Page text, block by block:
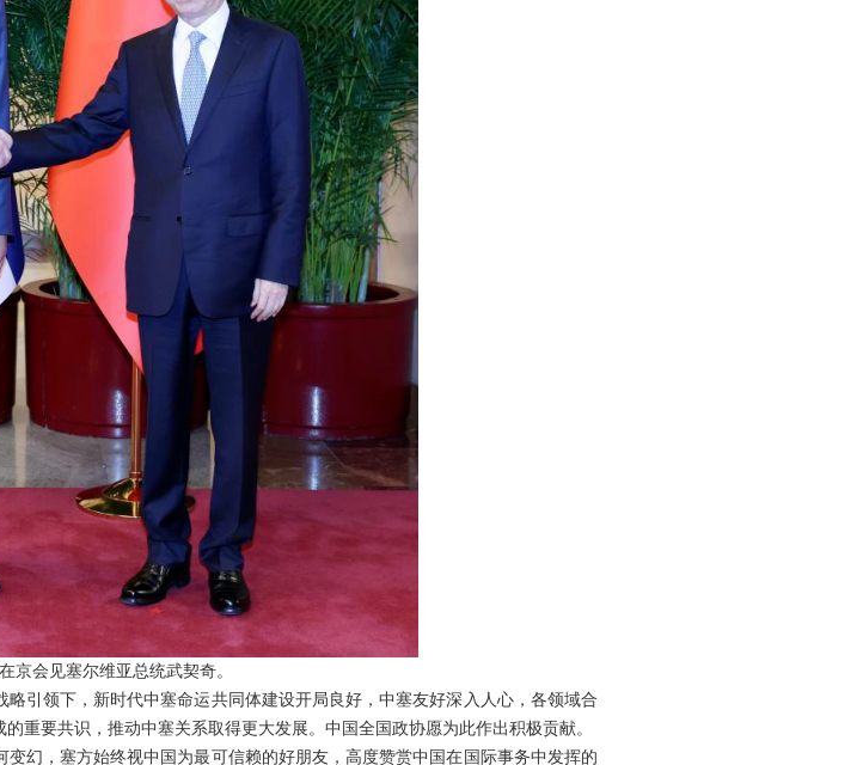
京会见塞尔维亚总统武契奇。
引领下，新时代中塞命运共同体建设开局良好，中塞友好深入人心，各领域合
重要共识，推动中塞关系取得更大发展。中国全国政协愿为此作出积极贡献。
幻，塞方始终视中国为最可信赖的好朋友，高度赞赏中国在国际事务中发挥的